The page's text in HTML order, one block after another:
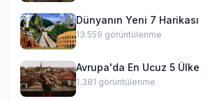
Dünyanın Yeni 7 Harikası
13.559 görüntülenme
Avrupa'da En Ucuz 5 Ülke
1.381 görüntülenme